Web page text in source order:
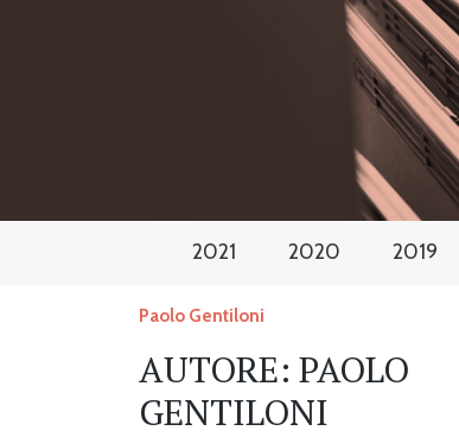
2021 2020 2019
Paolo Gentiloni
AUTORE: PAOLO
GENTILONI